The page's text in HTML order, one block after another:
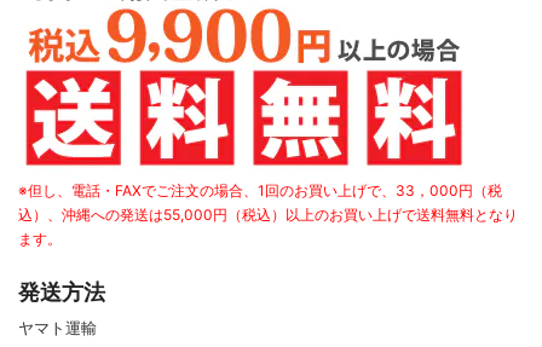
※但し、電話・FAXでご注文の場合、1回のお買い上げで、33，000円（税
込）、沖縄への発送は55,000円（税込）以上のお買い上げで送料無料となり
ます。
発送方法
ヤマト運輸